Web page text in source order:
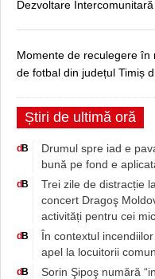
Dezvoltare
Momente de reculegere în
de fotbal din județul Timiș
Știri de ultimă oră
d B
Drumul spre iad e
bună pe fond e
d B
Trei zile de distracție
concert Dragoş
activități pentru cei
d B
În contextul
apel la locuitorii
d B
Sorin Şipoş numără